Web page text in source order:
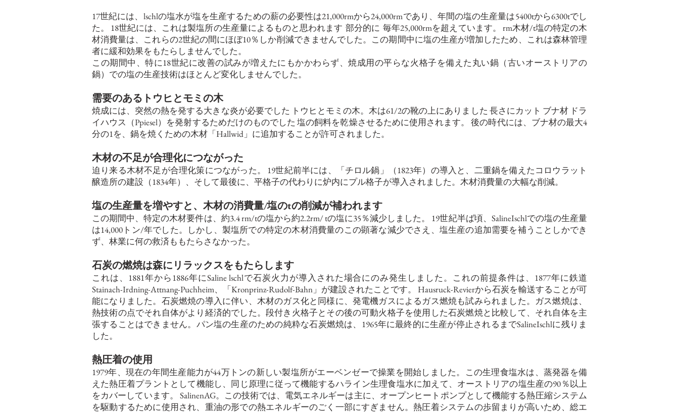
17世紀には、lschlの塩水が塩を生産するための薪の必要性は21,000rmから24,000rmであり、年間の塩の生産量は5400tから6300tでし
た。 18世紀には、これは製塩所の生産量によるものと思われます 部分的に 毎年25,000rmを超えています。 rm木材/t塩の特定の木
材消費量は、これらの2世紀の間にほぼ10％しか削減できませんでした。この期間中に塩の生産が増加したため、これは森林管理
者に緩和効果をもたらしませんでした。
この期間中、特に18世紀に改善の試みが増えたにもかかわらず、焼成用の平らな火格子を備えた丸い鍋（古いオーストリアの
鍋）での塩の生産技術はほとんど変化しませんでした。
需要のあるトウヒとモミの木
焼成には、突然の熱を発する大きな炎が必要でした トウヒとモミの木。木は61/2の靴の上にありました 長さにカット ブナ材 ドラ
イハウス（Ppiesel）を発射するためだけのものでした 塩の飼料を乾燥させるために使用されます。
後の時代には、ブナ材の最大4
分の1を、鍋を焼くための木材「Hallwid」に追加することが許可されました。
木材の不足が合理化につながった
迫り来る木材不足が合理化策につながった。 19世紀前半には、「チロル鍋」（1823年）の導入と、二重鍋を備えたコロウラット
醸造所の建設（1834年）、そして最後に、平格子の代わりに炉内にプル格子が導入されました。木材消費量の大幅な削減。
塩の生産量を増やすと、木材の消費量/塩のtの削減が補われます
この期間中、特定の木材要件は、約3.4 rm/tの塩から約2.2rm/ tの塩に35％減少しました。 19世紀半ば頃、SalineIschlでの塩の生産量
は14,000トン/年でした。しかし、製塩所での特定の木材消費量のこの顕著な減少でさえ、塩生産の追加需要を補うことしかでき
ず、林業に何の救済ももたらさなかった。
石炭の燃焼は森にリラックスをもたらします
これは、1881年から1886年にSaline lschlで石炭火力が導入された場合にのみ発生しました。これの前提条件は、1877年に鉄道
Stainach-Irdning-Attnang-Puchheim、「Kronprinz-Rudolf-Bahn」が建設されたことです。 Hausruck-Revierから石炭を輸送することが可
能になりました。石炭燃焼の導入に伴い、木材のガス化と同様に、発電機ガスによるガス燃焼も試みられました。ガス燃焼は、
熱技術の点でそれ自体がより経済的でした。段付き火格子とその後の可動火格子を使用した石炭燃焼と比較して、それ自体を主
張することはできません。パン塩の生産のための純粋な石炭燃焼は、1965年に最終的に生産が停止されるまでSalineIschlに残りま
した。
熱圧着の使用
1979年、現在の年間生産能力が44万トンの新しい製塩所がエーベンゼーで操業を開始しました。この生理食塩水は、蒸発器を備
えた熱圧着プラントとして機能し、同じ原理に従って機能するハライン生理食塩水に加えて、オーストリアの塩生産の90％以上
をカバーしています。 SalinenAG。この技術では、電気エネルギーは主に、オープンヒートポンプとして機能する熱圧縮システム
を駆動するために使用され、重油の形での熱エネルギーのごく一部にすぎません。熱圧着システムの歩留まりが高いため、総エ